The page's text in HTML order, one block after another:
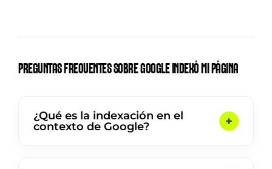
PREGUNTAS FRECUENTES SOBRE GOOGLE INDEXÓ MI PÁGINA
¿Qué es la indexación en el
contexto de Google?